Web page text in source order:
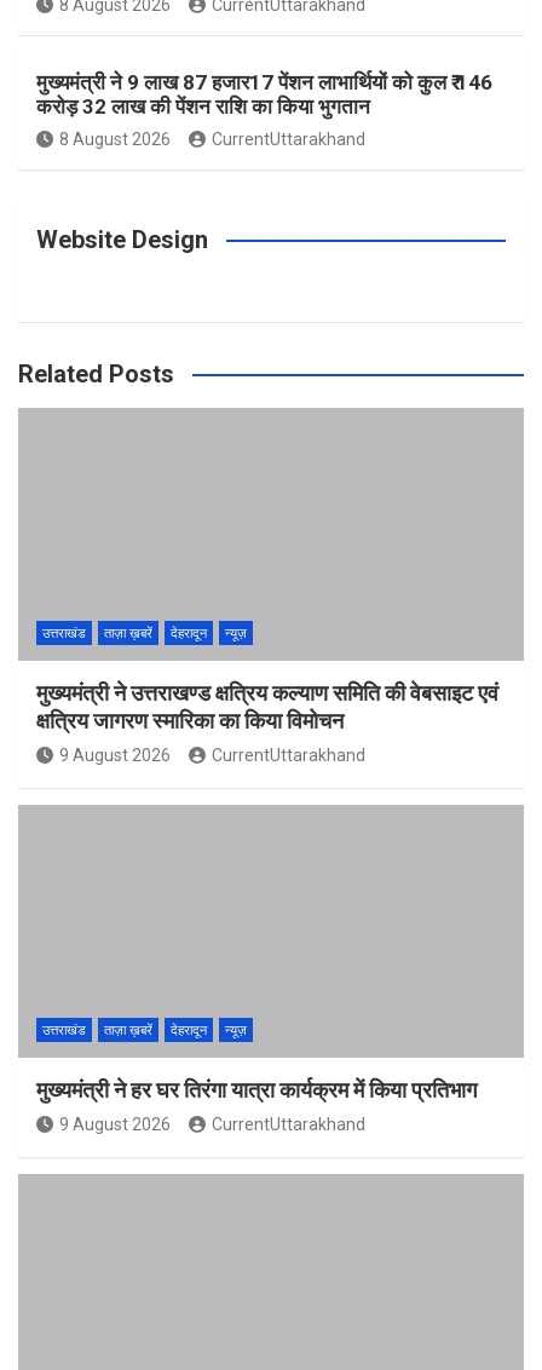
8 August 2026 CurrentUttarakhand
मुख्यमंत्री ने 9 लाख 87 हजार17 पेंशन लाभार्थियों को कुल ₹ 146
करोड़ 32 लाख की पेंशन राशि का किया भुगतान
8 August 2026 CurrentUttarakhand
Website Design
Related Posts
उत्तराखंड ताज़ा ख़बरें देहरादून न्यूज़
मुख्यमंत्री ने उत्तराखण्ड क्षत्रिय कल्याण समिति की वेबसाइट एवं
क्षत्रिय जागरण स्मारिका का किया विमोचन
9 August 2026 CurrentUttarakhand
उत्तराखंड ताज़ा ख़बरें देहरादून न्यूज़
मुख्यमंत्री ने हर घर तिरंगा यात्रा कार्यक्रम में किया प्रतिभाग
9 August 2026 CurrentUttarakhand